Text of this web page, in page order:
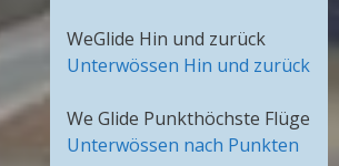
WeGlide Hin und zurück
Unterwössen Hin und zurück
We Glide Punkthöchste Flüge
Unterwössen nach Punkten